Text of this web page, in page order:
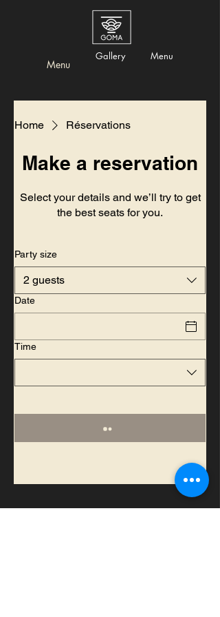
Menu
Gallery Menu
Home Réservations
Make a reservation
Select your details and we’ll try to get
the best seats for you.
Party size
2 guests
Date
Time